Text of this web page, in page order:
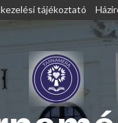
tájékoztató